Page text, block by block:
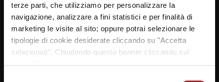
terze parti, che utilizziamo per personalizzare la
navigazione, analizzare a fini statistici e per finalità di
marketing le visite al sito; oppure potrai selezionare le
tipologie di cookie desiderate cliccando su "Accetta
selezionati". Chiudendo questo banner cliccando sul
tasto “X” prosegui la navigazione e saranno attivati solo i
Dal Piva A. (Istituto Zuccante)(0%)
Mestriner A. (Istituto Zuccante)
Zota F. (Istituto Zuccante)(0%)
Chiarin M. (Istituto Zuccante)